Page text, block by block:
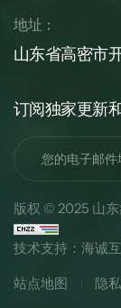
地址：
山东省高密市
订阅独家更新和
版权 © 2025 山
技术支持：海诚
站点地图 隐